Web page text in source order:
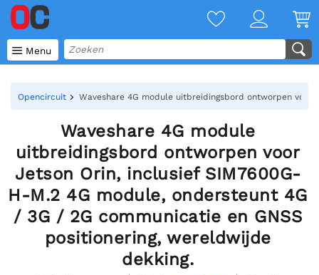
 Menu
Opencircuit Waveshare 4G module uitbreidingsbord ontworpen voor
Waveshare 4G module
uitbreidingsbord ontworpen voor
Jetson Orin, inclusief SIM7600G-
H-M.2 4G module, ondersteunt 4G
/ 3G / 2G communicatie en GNSS
positionering, wereldwijde
dekking.